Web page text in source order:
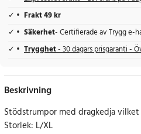
Frakt 49 kr
Säkerhet- Certifierade av Trygg e-
Trygghet- 30 dagars prisgaranti -
Beskrivning
Stödstrumpor med dragkedja
Storlek: L/XL